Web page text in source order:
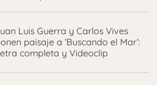
Luis Guerra y Carlos Vives
paisaje a ‘Buscando el Mar’:
completa y Videoclip